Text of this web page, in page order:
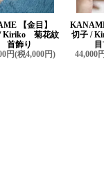
【金目】
Kiriko 菊花紋
首飾り
円(税4,000円)
切子 /
44,000